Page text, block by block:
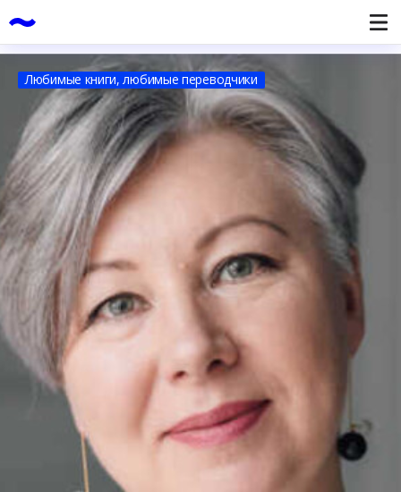
Любимые книги, любимые переводчики